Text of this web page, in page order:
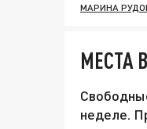
МАРИНА
МЕСТА
неделе.